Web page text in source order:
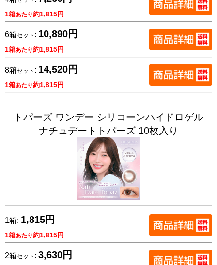
1箱あたり約1,815円
6箱セット : 10,890円
1箱あたり約1,815円
8箱セット : 14,520円
1箱あたり約1,815円
トパーズ ワンデー シリコーンハイドロゲル
ナチュデートトパーズ 10枚入り
1箱: 1,815円
1箱あたり約1,815円
2箱セット : 3,630円